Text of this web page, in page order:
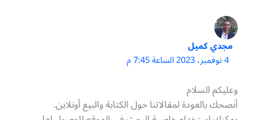
مجدي كميل
4 نوفمبر، 2023 الساعة 7:45 م
وعليكم السلام
أنصحك بالعودة لمقالاتنا حول الكتابة والبيع أونلاين.